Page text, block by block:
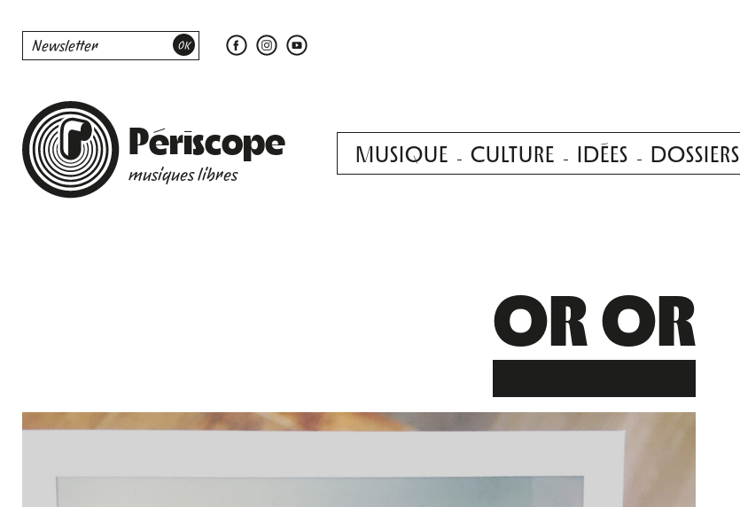
Périscope
musiques libres
MUSIQUE CULTURE IDÉES DOSSIERS
OR OR